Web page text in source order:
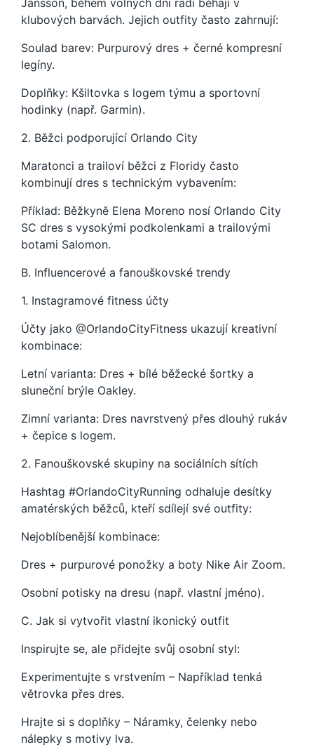
Jansson, během volných dní rádi běhají v
klubových barvách. Jejich outfity často zahrnují:
Soulad barev: Purpurový dres + černé kompresní
legíny.
Doplňky: Kšiltovka s logem týmu a sportovní
hodinky (např. Garmin).
2. Běžci podporující Orlando City
Maratonci a trailoví běžci z Floridy často
kombinují dres s technickým vybavením:
Příklad: Běžkyně Elena Moreno nosí Orlando City
SC dres s vysokými podkolenkami a trailovými
botami Salomon.
B. Influencerové a fanouškovské trendy
1. Instagramové fitness účty
Účty jako @OrlandoCityFitness ukazují kreativní
kombinace:
Letní varianta: Dres + bílé běžecké šortky a
sluneční brýle Oakley.
Zimní varianta: Dres navrstvený přes dlouhý rukáv
+ čepice s logem.
2. Fanouškovské skupiny na sociálních sítích
Hashtag #OrlandoCityRunning odhaluje desítky
amatérských běžců, kteří sdílejí své outfity:
Nejoblíbenější kombinace:
Dres + purpurové ponožky a boty Nike Air Zoom.
Osobní potisky na dresu (např. vlastní jméno).
C. Jak si vytvořit vlastní ikonický outfit
Inspirujte se, ale přidejte svůj osobní styl:
Experimentujte s vrstvením – Například tenká
větrovka přes dres.
Hrajte si s doplňky – Náramky, čelenky nebo
nálepky s motivy lva.